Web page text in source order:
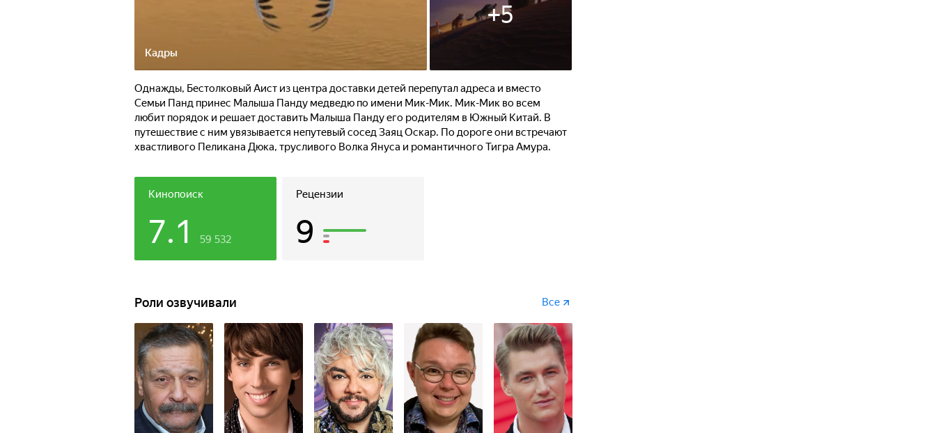
Кадры
+5
Однажды, Бестолковый Аист из центра доставки детей перепутал адреса и вместо
Семьи Панд принес Малыша Панду медведю по имени Мик-Мик. Мик-Мик во всем
любит порядок и решает доставить Малыша Панду его родителям в Южный Китай. В
путешествие с ним увязывается непутевый сосед Заяц Оскар. По дороге они встречают
хвастливого Пеликана Дюка, трусливого Волка Януса и романтичного Тигра Амура.
Кинопоиск
7.1 59 532
Рецензии
9
Роли озвучивали Все